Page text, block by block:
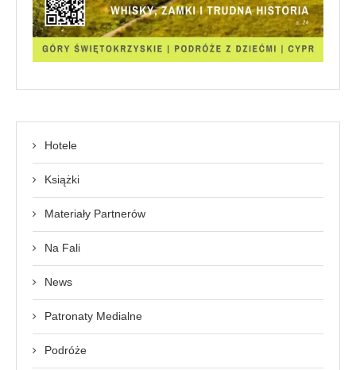
Hotele
Książki
Materiały Partnerów
Na Fali
News
Patronaty Medialne
Podróże